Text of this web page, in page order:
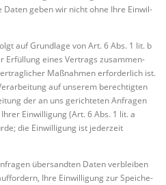
geben wir nicht ohne Ihre Ein­wil­
auf Grund­la­ge von Art. 6 Abs. 1 lit. b
Erfül­lung eines Ver­trags zusam­men­
Maß­nah­men erfor­der­lich ist.
auf unse­rem berech­tig­ten
der an uns gerich­te­ten Anfra­gen
Ein­wil­li­gung (Art. 6 Abs. 1 lit. a
die Ein­wil­li­gung ist jeder­zeit
über­sand­ten Daten ver­blei­ben
Ihre Ein­wil­li­gung zur Spei­che­